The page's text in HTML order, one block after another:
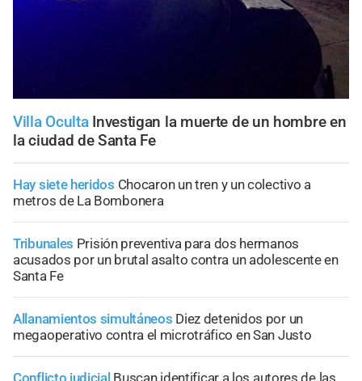
Villa Oculta Investigan la muerte de un hombre en
la ciudad de Santa Fe
Hay siete heridos Chocaron un tren y un colectivo a
metros de La Bombonera
Tribunales Prisión preventiva para dos hermanos
acusados por un brutal asalto contra un adolescente en
Santa Fe
Allanamientos simultáneos Diez detenidos por un
megaoperativo contra el microtráfico en San Justo
Conflicto judicial Buscan identificar a los autores de las